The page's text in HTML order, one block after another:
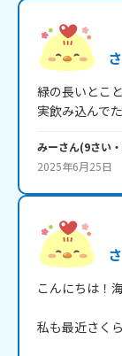
緑の長いとこ
実飲み込んで
みーさん(9さい・
2025年6月25日
こんにちは！
私も最近さく